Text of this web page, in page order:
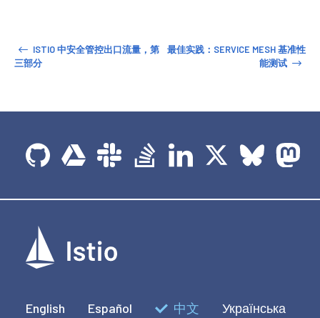
ISTIO 中安全管控出口流量，第
三部分
最佳实践：SERVICE MESH 基准性
能测试
English Español 中文 Українська